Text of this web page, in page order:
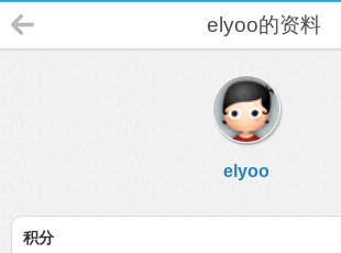
elyoo的资料
elyoo
积分